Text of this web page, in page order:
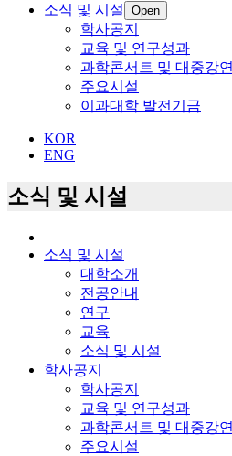
소식 및 시설
Open
학사공지
교육 및 연구성과
과학콘서트 및 대중강연
주요시설
이과대학 발전기금
KOR
ENG
소식 및 시설
소식 및 시설
대학소개
전공안내
연구
교육
소식 및 시설
학사공지
학사공지
교육 및 연구성과
과학콘서트 및 대중강연
주요시설